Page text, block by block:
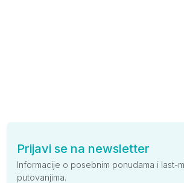
Prijavi se na newsletter
Informacije o posebnim ponudama i last-
putovanjima.